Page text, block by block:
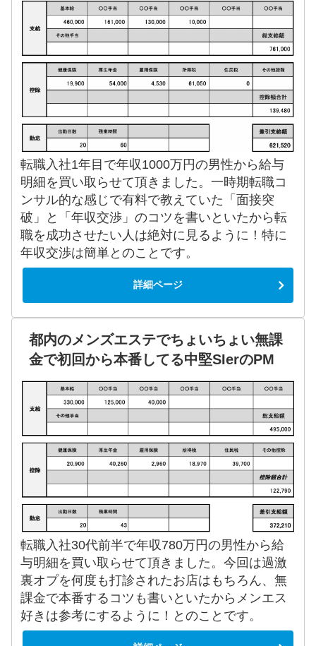
転職入社1年目で年収1000万円の男性から給与
明細を買い取らせて頂きました。一時期転職コ
ンサル的な感じで有料で教えていた「面接突
破」と「年収交渉」のコツを書いといたから転
職を成功させたい人は絶対に見るように！特に
年収交渉は簡単とのことです。
詳細ページ
都内のメンズエステでちょいちょい無課
金で初回から本番してる中堅SIerのPM
転職入社30代前半で年収780万円の男性から給
与明細を買い取らせて頂きました。今回は過激
裏オプを何度も打診されたお店はもちろん、無
課金で本番するコツも書いといたからメンエス
好きは参考にするように！とのことです。